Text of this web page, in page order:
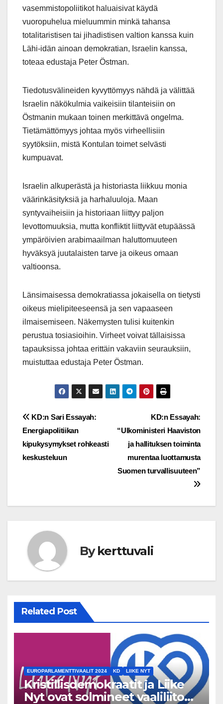
vasemmistopoliitikot haluaisivat käydä
vuoropuhelua mieluummin minkä tahansa
totalitaristisen tai jihadistisen valtion kanssa kuin
Lähi-idän ainoan demokratian, Israelin kanssa,
toteaa edustaja Peter Östman.
Tiedotusvälineiden kyvyttömyys nähdä ja välittää
Israelin näkökulmia vaikeisiin tilanteisiin on
Östmanin mukaan toinen merkittävä ongelma.
Tietämättömyys johtaa myös virheellisiin
syytöksiin, mistä Kontulan toimet selvästi
kumpuavat.
Israelin alkuperästä ja historiasta liikkuu monia
väärinkäsityksiä ja harhaluuloja. Maan
syntyvaiheisiin ja historiaan liittyy paljon
levottomuuksia, mutta konfliktit liittyvät etupäässä
ympäröivien arabimaailman haluttomuuteen
hyväksyä juutalaisten tarve ja oikeus omaan
valtioonsa.
Länsimaisessa demokratiassa jokaisella on tietysti
oikeus mielipiteeseensä ja sen vapaaseen
ilmaisemiseen. Näkemysten tulisi kuitenkin
perustua tosiasioihin. Virheet voivat tällaisissa
tapauksissa johtaa erittäin vakaviin seurauksiin,
muistuttaa edustaja Peter Östman.
Post
navigation
KD:n Essayah:
“Ulkoministeri Haaviston
ja hallituksen toiminta
murentaa luottamusta
Suomen turvallisuuteen”
KD:n Sari Essayah:
Energiapolitiikan
kipukysymykset rohkeasti
keskusteluun
Bykerttuvali
Related Post
EUROPARLAMENTTIVAALIT 2024 KD LIIKE NYT
Kristillisdemokraatit ja Liike
Nyt ovat solmineet vaaliliiton